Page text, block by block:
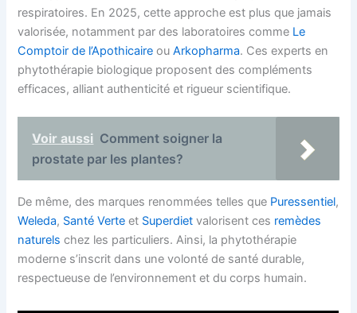
respiratoires. En 2025, cette approche est plus que jamais
valorisée, notamment par des laboratoires comme Le
Comptoir de l’Apothicaire ouArkopharma. Ces experts en
phytothérapie biologique proposent des compléments
efficaces, alliant authenticité et rigueur scientifique.
Voir aussi Comment soigner la
prostate par les plantes?
De même, des marques renommées telles que Puressentiel,
Weleda, Santé Verte et Superdiet valorisent ces remèdes
naturels chez les particuliers. Ainsi, la phytothérapie
moderne s’inscrit dans une volonté de santé durable,
respectueuse de l’environnement et du corps humain.